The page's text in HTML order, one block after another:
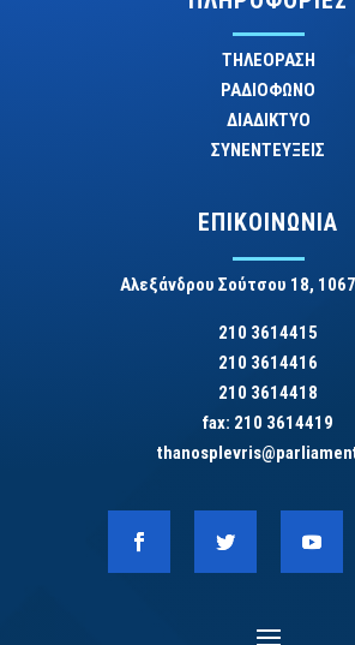
ΤΗΛΕΟΡΑΣΗ
ΡΑΔΙΟΦΩΝΟ
ΔΙΑΔΙΚΤΥΟ
ΣΥΝΕΝΤΕΥΞΕΙΣ
ΕΠΙΚΟΙΝΩΝΙΑ
Αλεξάνδρου Σούτσου 18,
210 3614415
210 3614416
210 3614418
fax: 210 3614419